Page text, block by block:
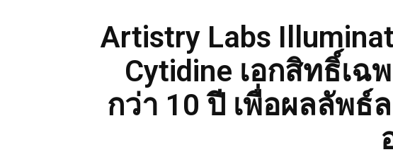
Artistry Labs
Cytidine เอกสิทธิ์เ
กว่า 10 ปี เพื่อผลลัพธ์